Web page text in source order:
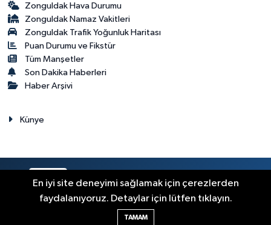
Zonguldak Hava Durumu
Zonguldak Namaz Vakitleri
Zonguldak Trafik Yoğunluk Haritası
Puan Durumu ve Fikstür
Tüm Manşetler
Son Dakika Haberleri
Haber Arşivi
Künye
RSS Copyright © 2023. Her hakkı saklıdır.
Haber Yazılımı:
En iyi site deneyimi sağlamak için çerezlerden
faydalanıyoruz. Detaylar için lütfen tıklayın.
TAMAM